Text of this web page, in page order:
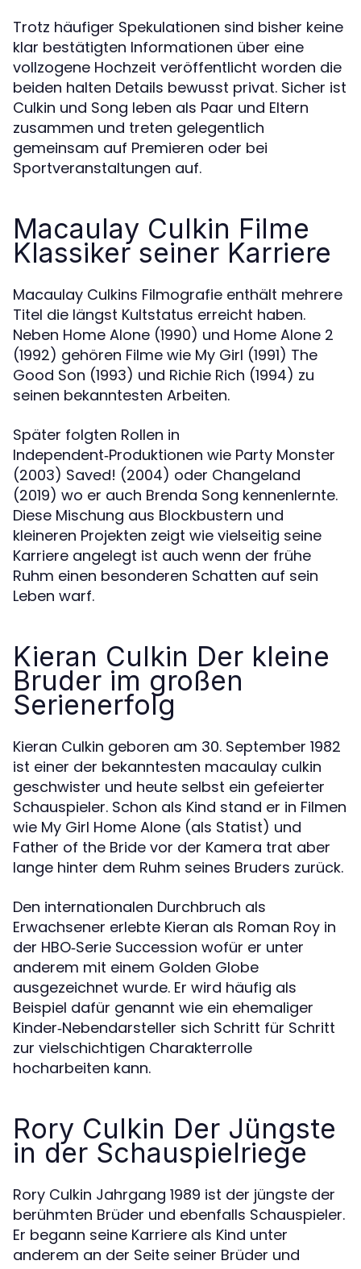
Trotz häufiger Spekulationen sind bisher keine
klar bestätigten Informationen über eine
vollzogene Hochzeit veröffentlicht worden die
beiden halten Details bewusst privat. Sicher ist
Culkin und Song leben als Paar und Eltern
zusammen und treten gelegentlich
gemeinsam auf Premieren oder bei
Sportveranstaltungen auf.
Macaulay Culkin Filme
Klassiker seiner Karriere
Macaulay Culkins Filmografie enthält mehrere
Titel die längst Kultstatus erreicht haben.
Neben Home Alone (1990) und Home Alone 2
(1992) gehören Filme wie My Girl (1991) The
Good Son (1993) und Richie Rich (1994) zu
seinen bekanntesten Arbeiten.
Später folgten Rollen in
Independent‑Produktionen wie Party Monster
(2003) Saved! (2004) oder Changeland
(2019) wo er auch Brenda Song kennenlernte.
Diese Mischung aus Blockbustern und
kleineren Projekten zeigt wie vielseitig seine
Karriere angelegt ist auch wenn der frühe
Ruhm einen besonderen Schatten auf sein
Leben warf.
Kieran Culkin Der kleine
Bruder im großen
Serienerfolg
Kieran Culkin geboren am 30. September 1982
ist einer der bekanntesten macaulay culkin
geschwister und heute selbst ein gefeierter
Schauspieler. Schon als Kind stand er in Filmen
wie My Girl Home Alone (als Statist) und
Father of the Bride vor der Kamera trat aber
lange hinter dem Ruhm seines Bruders zurück.
Den internationalen Durchbruch als
Erwachsener erlebte Kieran als Roman Roy in
der HBO‑Serie Succession wofür er unter
anderem mit einem Golden Globe
ausgezeichnet wurde. Er wird häufig als
Beispiel dafür genannt wie ein ehemaliger
Kinder‑Nebendarsteller sich Schritt für Schritt
zur vielschichtigen Charakterrolle
hocharbeiten kann.
Rory Culkin Der Jüngste
in der Schauspielriege
Rory Culkin Jahrgang 1989 ist der jüngste der
berühmten Brüder und ebenfalls Schauspieler.
Er begann seine Karriere als Kind unter
anderem an der Seite seiner Brüder und